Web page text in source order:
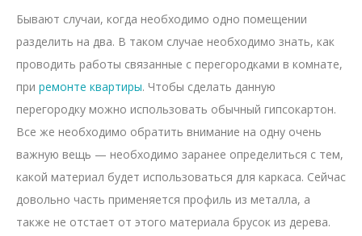
Бывают случаи, когда необходимо одно помещении
разделить на два. В таком случае необходимо знать, как
проводить работы связанные с перегородками в комнате,
при ремонте квартиры. Чтобы сделать данную
перегородку можно использовать обычный гипсокартон.
Все же необходимо обратить внимание на одну очень
важную вещь — необходимо заранее определиться с тем,
какой материал будет использоваться для каркаса. Сейчас
довольно часть применяется профиль из металла, а
также не отстает от этого материала брусок из дерева.